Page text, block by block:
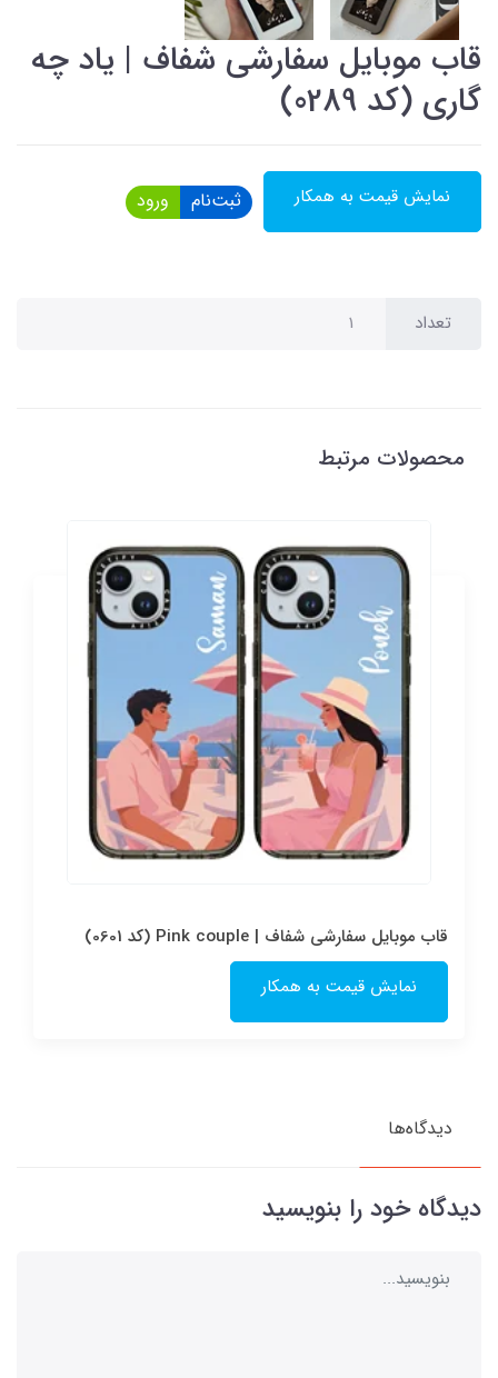
قاب موبایل سفارشی شفاف | یاد چه
گاری (کد 0289)
نمایش قیمت به همکار ثبت‌نام ورود
تعداد
محصولات مرتبط
قاب موبایل سفارشی شفاف | Pink couple (کد 0601)
نمایش قیمت به همکار
دیدگاه‌ها
دیدگاه خود را بنویسید